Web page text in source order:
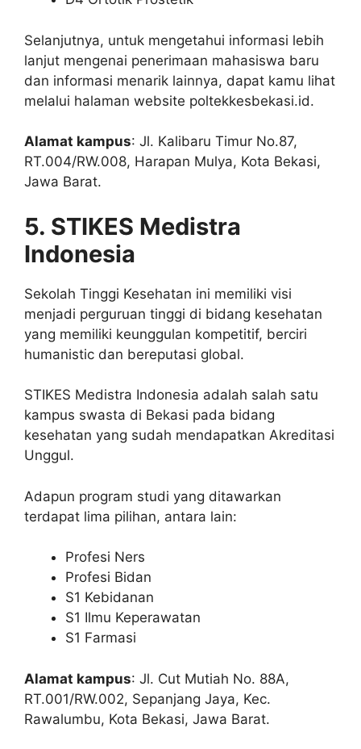
Selanjutnya, untuk mengetahui informasi lebih
lanjut mengenai penerimaan mahasiswa baru
dan informasi menarik lainnya, dapat kamu lihat
melalui halaman website poltekkesbekasi.id.
Alamat kampus: Jl. Kalibaru Timur No.87,
RT.004/RW.008, Harapan Mulya, Kota Bekasi,
Jawa Barat.
5. STIKES Medistra
Indonesia
Sekolah Tinggi Kesehatan ini memiliki visi
menjadi perguruan tinggi di bidang kesehatan
yang memiliki keunggulan kompetitif, berciri
humanistic dan bereputasi global.
STIKES Medistra Indonesia adalah salah satu
kampus swasta di Bekasi pada bidang
kesehatan yang sudah mendapatkan Akreditasi
Unggul.
Adapun program studi yang ditawarkan
terdapat lima pilihan, antara lain:
Profesi Ners
Profesi Bidan
S1 Kebidanan
S1 Ilmu Keperawatan
S1 Farmasi
Alamat kampus: Jl. Cut Mutiah No. 88A,
RT.001/RW.002, Sepanjang Jaya, Kec.
Rawalumbu, Kota Bekasi, Jawa Barat.